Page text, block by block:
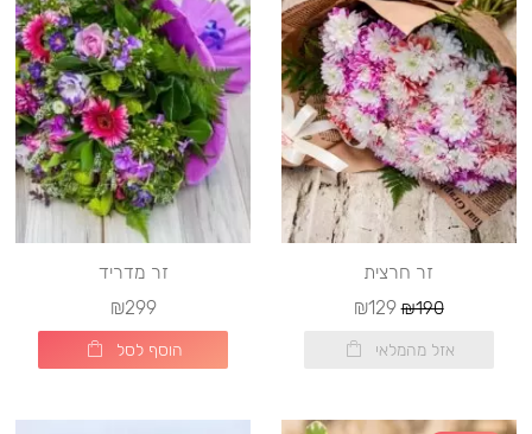
זר חרצית
₪190
₪129
אזל מהמלאי
זר מדריד
₪299
הוסף לסל